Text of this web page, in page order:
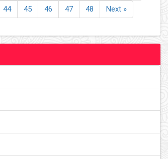
44 45 46 47 48 Next »